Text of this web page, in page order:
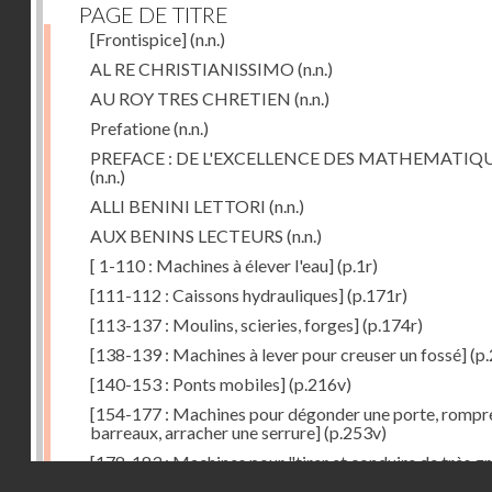
PAGE DE TITRE
[Frontispice](n.n.)
AL RE CHRISTIANISSIMO (n.n.)
AU ROY TRES CHRETIEN (n.n.)
Prefatione(n.n.)
PREFACE : DE L'EXCELLENCE DES
(n.n.)
ALLI BENINI LETTORI (n.n.)
AUX BENINS LECTEURS (n.n.)
[ 1-110 : Machines à élever l'eau](p.1r)
[111-112 : Caissons hydrauliques](p.171r)
[113-137 : Moulins, scieries, forges](p.174r)
[138-139 : Machines à lever pour creuser un fossé]
[140-153 : Ponts mobiles](p.216v)
[154-177 : Machines pour dégonder une porte,
barreaux, arracher une serrure](p.253v)
[178-183 : Machines pour "tirer et conduire de très